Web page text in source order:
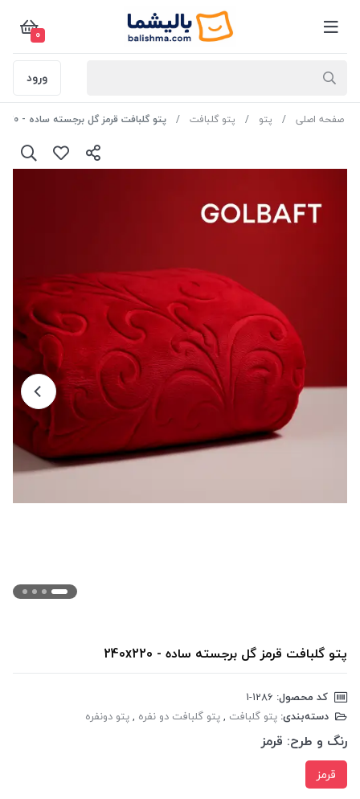
0
ورود
صفحه اصلی پتو پتو گلبافت پتو گلبافت قرمز گل برجسته ساده - 240x220
پتو گلبافت قرمز گل برجسته ساده - 240x220
کد محصول:
دسته‌بندی: پتو گلبافت ,پتو گلبافت دو نفره ,پتو دونفره
رنگ و طرح: قرمز
قرمز